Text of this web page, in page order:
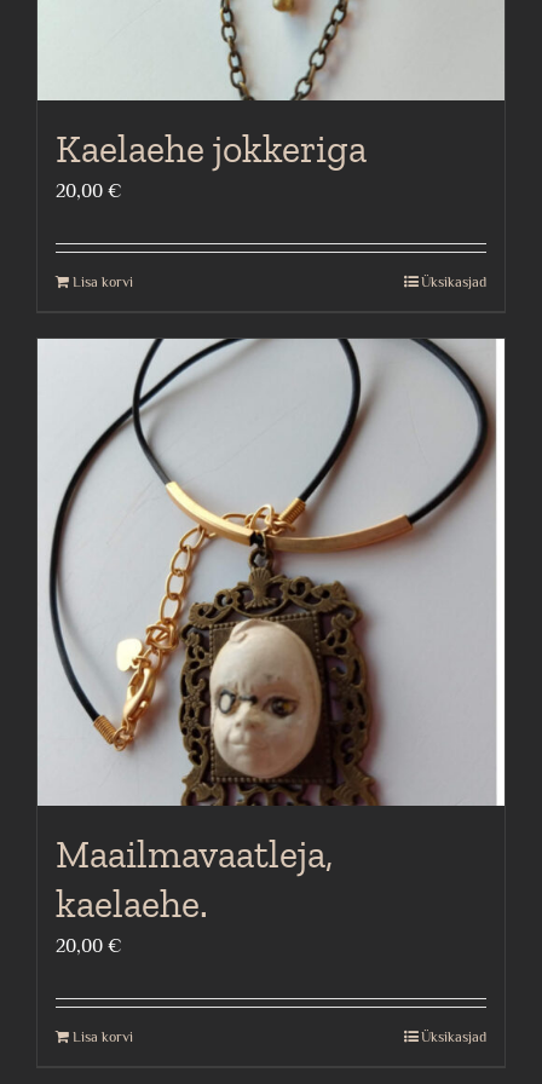
Kaelaehe jokkeriga
20,00 €
Lisa korvi Üksikasjad
Maailmavaatleja,
kaelaehe.
20,00 €
Lisa korvi Üksikasjad